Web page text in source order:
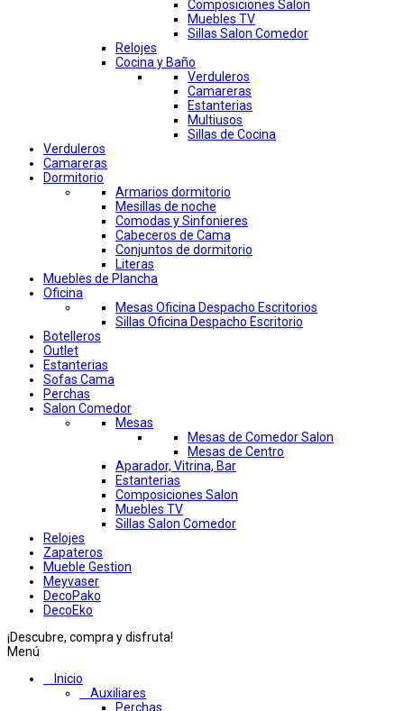
Composiciones Salon
Muebles TV
Sillas Salon Comedor
Relojes
Cocina y Baño
Verduleros
Camareras
Estanterias
Multiusos
Sillas de Cocina
Verduleros
Camareras
Dormitorio
Armarios dormitorio
Mesillas de noche
Comodas y Sinfonieres
Cabeceros de Cama
Conjuntos de dormitorio
Literas
Muebles de Plancha
Oficina
Mesas Oficina Despacho Escritorios
Sillas Oficina Despacho Escritorio
Botelleros
Outlet
Estanterias
Sofas Cama
Perchas
Salon Comedor
Mesas
Mesas de Comedor Salon
Mesas de Centro
Aparador, Vitrina, Bar
Estanterias
Composiciones Salon
Muebles TV
Sillas Salon Comedor
Relojes
Zapateros
Mueble Gestion
Meyvaser
DecoPako
DecoEko
¡Descubre, compra y disfruta!
Menú
Inicio
Auxiliares
Perchas